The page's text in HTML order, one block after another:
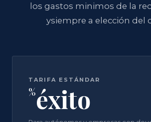
los gastos minimos de la
ysiempre a elección del
TARIFA ESTÁNDAR
%éxito